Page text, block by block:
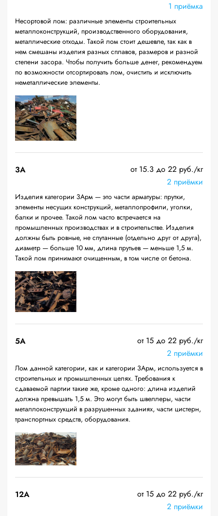
1 приёмка
Несортовой лом: различные элементы строительных
металлоконструкций, производственного оборудования,
металлические отходы. Такой лом стоит дешевле, так как в
нем смешаны изделия разных сплавов, размеров и разной
степени засора. Чтобы получить больше денег, рекомендуем
по возможности отсортировать лом, очистить и исключить
неметаллические элементы.
3А
от 15.3 до 22 руб./кг
2 приёмки
Изделия категории 3Арм — это части арматуры: прутки,
элементы несущих конструкций, металлопрофили, уголки,
балки и прочее. Такой лом часто встречается на
промышленных производствах и в строительстве. Изделия
должны быть ровные, не спутанные (отдельно друг от друга),
диаметр — больше 10 мм, длина прутьев — меньше 1,5 м.
Такой лом принимают очищенным, в том числе от бетона.
5А
от 15 до 22 руб./кг
2 приёмки
Лом данной категории, как и категории 3Арм, используется в
строительных и промышленных целях. Требования к
сдаваемой партии такие же, кроме одного: длина изделий
должна превышать 1,5 м. Это могут быть швеллеры, части
металлоконструкций в разрушенных зданиях, части цистерн,
транспортных средств, оборудования.
12A
от 15 до 22 руб./кг
2 приёмки